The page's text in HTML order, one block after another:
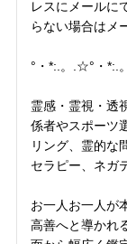
レスにメールに
らない場合はメ
°・*:.。.☆°・
霊感・霊視・透
係者やスポーツ
リング、霊的な
セラピー、ネガ
お一人お一人が
高善へと導かれ